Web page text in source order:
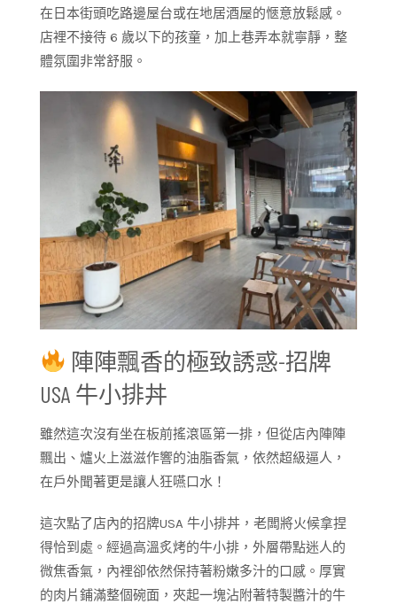
在日本街頭吃路邊屋台或在地居酒屋的愜意放鬆感。
店裡不接待 6 歲以下的孩童，加上巷弄本就寧靜，整
體氛圍非常舒服。
陣陣飄香的極致誘惑-招牌
USA 牛小排丼
雖然這次沒有坐在板前搖滾區第一排，但從店內陣陣
飄出、爐火上滋滋作響的油脂香氣，依然超級逼人，
在戶外聞著更是讓人狂嚥口水！
這次點了店內的招牌USA 牛小排丼，老闆將火候拿捏
得恰到處。經過高溫炙烤的牛小排，外層帶點迷人的
微焦香氣，內裡卻依然保持著粉嫩多汁的口感。厚實
的肉片鋪滿整個碗面，夾起一塊沾附著特製醬汁的牛